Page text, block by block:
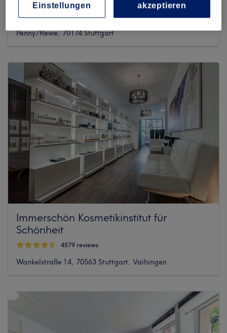
399 reviews
Penny/Rewe, 70174 Stuttgart
Immerschön Kosmetikinstitut für
Schönheit
4579 reviews
Wankelstraße 14, 70563 Stuttgart, Vaihingen
Einstellungen
akzeptieren